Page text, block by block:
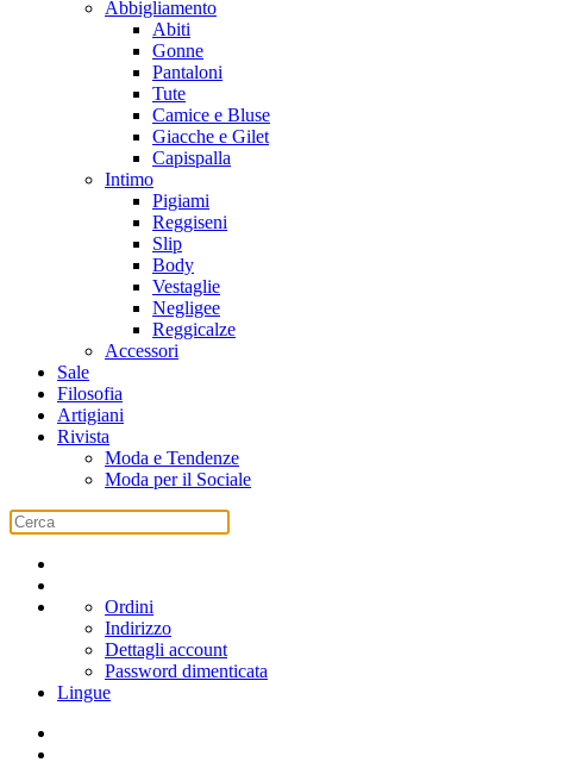
Abbigliamento
Abiti
Gonne
Pantaloni
Tute
Camice e Bluse
Giacche e Gilet
Capispalla
Intimo
Pigiami
Reggiseni
Slip
Body
Vestaglie
Negligee
Reggicalze
Accessori
Sale
Filosofia
Artigiani
Rivista
Moda e Tendenze
Moda per il Sociale
Ordini
Indirizzo
Dettagli account
Password dimenticata
Lingue